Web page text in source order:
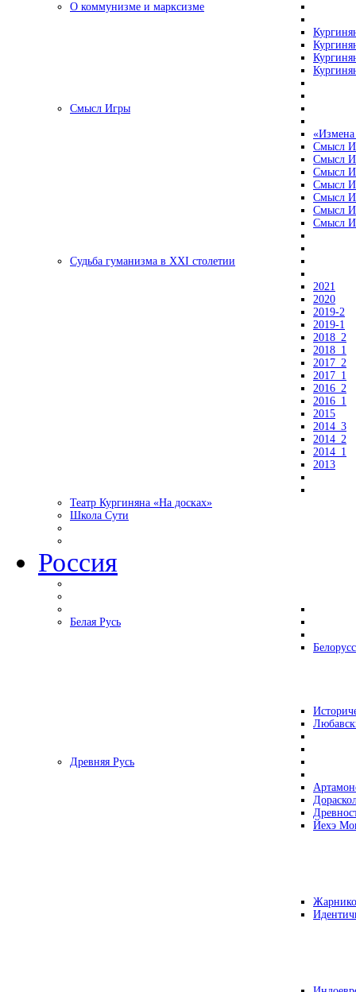
О коммунизме и марксизме
Смысл Игры
«Измена
Смысл
Смысл
Смысл
Смысл
Смысл
Смысл
Смысл
Судьба гуманизма в XXI столетии
2021
2020
2019-2
2019-1
2018_2
2018_1
2017_2
2017_1
2016_2
2016_1
2015
2014_3
2014_2
2014_1
2013
Театр Кургиняна «На досках»
Школа Сути
Россия
Белая Русь
Древняя Русь
Йехэ